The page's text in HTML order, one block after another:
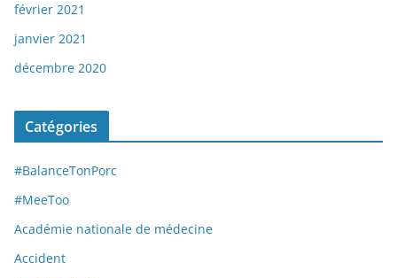
février 2021
janvier 2021
décembre 2020
Catégories
#BalanceTonPorc
#MeeToo
Académie nationale de médecine
Accident